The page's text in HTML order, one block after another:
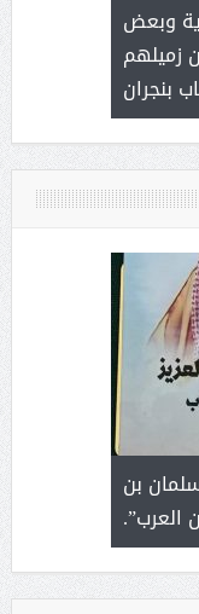
( محمد
وبعض
زميلهم
بنجران
بن
العرب”.